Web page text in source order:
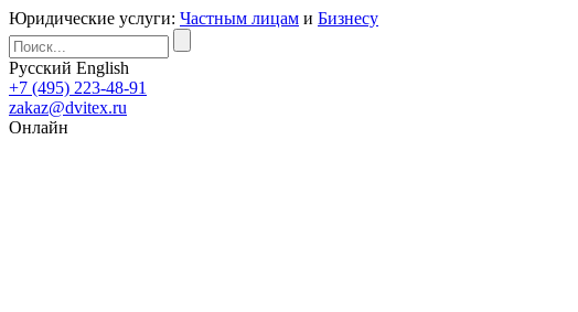
Юридические услуги: Частным лицам и Бизнесу
Русский English
+7 (495) 223-48-91
zakaz@dvitex.ru
Онлайн